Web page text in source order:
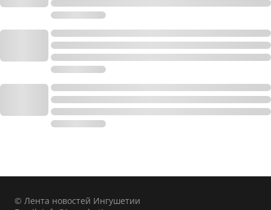
© Лента новостей Ингушетии